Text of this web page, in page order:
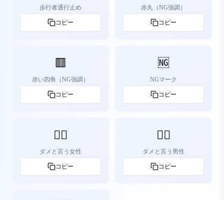
歩行者通行止め
コピー
赤丸（NG強調）
コピー
🟥
赤い四角（NG強調）
コピー
🆖
NGマーク
コピー
🙅‍♀️
ダメと言う女性
コピー
🙅‍♂️
ダメと言う男性
コピー